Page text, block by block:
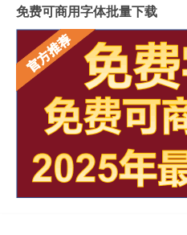
免费可商用字体批量下载